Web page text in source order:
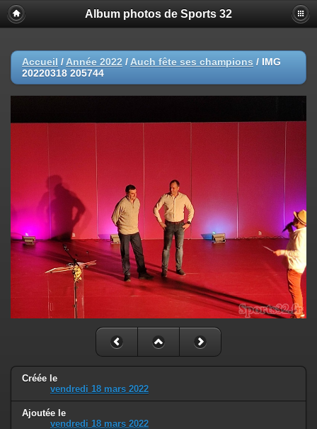
Album photos de Sports 32
Accueil / Année 2022 / Auch fête ses champions / IMG
20220318 205744
Créée le
vendredi 18 mars 2022
Ajoutée le
vendredi 18 mars 2022